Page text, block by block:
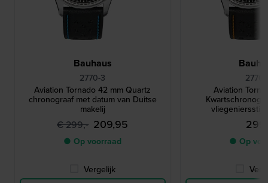
Bauhaus
2770-3
Aviation Tornado 42 mm Quartz
chronograaf met datum van Duitse
makelij
€ 299,- 209,95
● Op voorraad
Vergelijk
Aviation
vliegeniersstijl
● Op